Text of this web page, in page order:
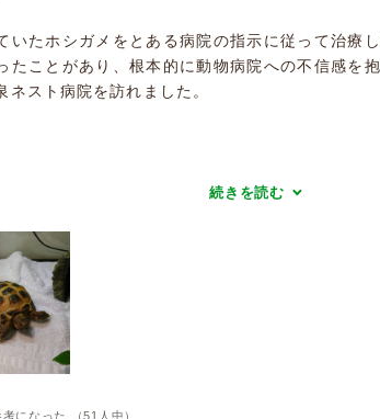
いたホシガメをとある病院の指示に従って治療
たことがあり、根本的に動物病院への不信感を
ネスト病院を訪れました。
続きを読む
考になった （51 人中）